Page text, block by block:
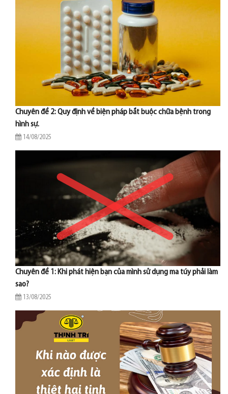
Chuyên đề 2: Quy định về biện pháp bắt buộc chữa bệnh trong
hình sự.
14/08/2025
Chuyên đề 1: Khi phát hiện bạn của mình sử dụng ma túy phải làm
sao?
13/08/2025